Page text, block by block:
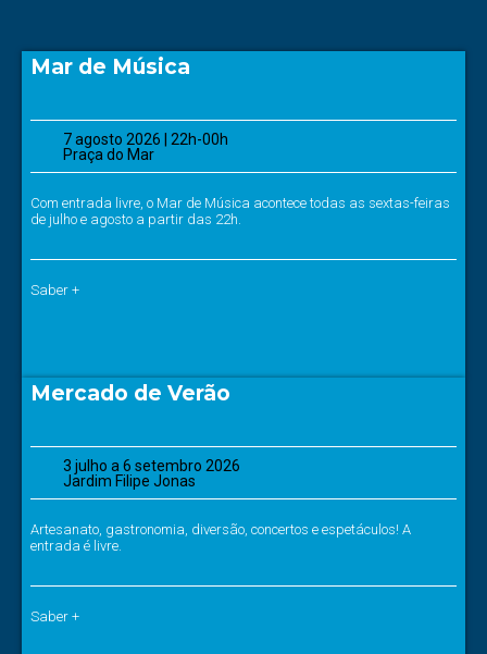
Mar de Música
7 agosto 2026 | 22h-00h
Praça do Mar
Com entrada livre, o Mar de Música acontece todas as sextas-feiras
de julho e agosto a partir das 22h.
Saber +
Mercado de Verão
3 julho a 6 setembro 2026
Jardim Filipe Jonas
Artesanato, gastronomia, diversão, concertos e espetáculos! A
entrada é livre.
Saber +